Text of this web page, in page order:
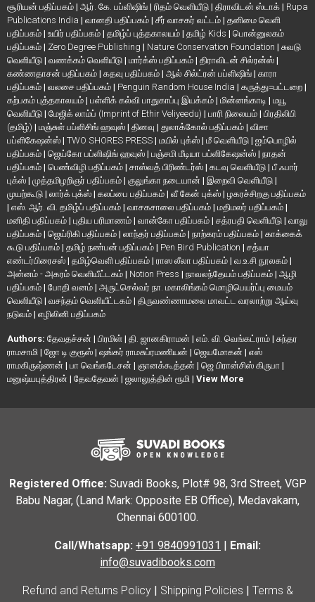
சூரியன் பதிப்பகம் | ஆர். கே. பப்ளிஷிங் | ரிதம் வெளியீடு | திராவிடன் ஸ்டாக் | Rupa
Publications India | வானதி பதிப்பகம் | சீர் வாசகர் வட்டம் | தனிமை வெளி
பதிப்பகம் | உயிர் பதிப்பகம் | தமிழ்ப் புத்தகாலயம் | தமிழ் Kids | பொன்னுலகம்
பதிப்பகம் | Zero Degree Publishing | Nature Conservation Foundation | சுவடு
வெளியீடு | வணக்கம் வெளியீடு | மார்க்ஸ் பதிப்பகம் | திராவிடன் சில்ரன்ஸ் |
கண்ணதாசன் பதிப்பகம் | கதவு பதிப்பகம் | ஆல் சில்ட்ரன் பப்ளிஷிங் | காரா
பதிப்பகம் | வலசை பதிப்பகம் | Penguin Random House India | கருத்து=பட்டறை |
கற்பகம் புத்தகாலயம் | பள்ளிக் கல்வி பாதுகாப்பு இயக்கம் | மின்னங்காடி | மயூ
வெளியீடு | மேஜிக் லாம்ப் (Imprint of Ethir Veliyeedu) | பாரி நிலையம் | பிரதிலிபி
(தமிழ்) | மஞ்சுள் பப்ளிசிங் ஹவுஸ் | தினவு | துலாக்கோல் பதிப்பகம் | விசா
பப்ளிகேஷன்ஸ் | TWO SHORES PRESS | மயில் புக்ஸ் | மீ வெளியீடு | ஐம்பொழில்
பதிப்பகம் | ஜெய்கோ பப்ளிஷிங் ஹவுஸ் | பஞ்சமி மீடியா பப்ளிகேஷன்ஸ் | நாதன்
பதிப்பகம் | பெண்விழி பதிப்பகம் | சாஸ்வத் பிரிண்டர்ஸ் | கடவு வெளியீடு | பீ ஃபார்
புக்ஸ் | முத்தமிழறிஞர் பதிப்பகம் | குலுங்கா நடையான் | இறைவி வெளியீடு |
முயற்கூடு | லார்க் புக்ஸ் | கலப்பை பதிப்பகம் | வீ கேன் புக்ஸ் | ழகரச்சிறகு பதிப்பகம்
| எஸ். ஆர். வி. தமிழ்ப் பதிப்பகம் | வாசகசாலை பதிப்பகம் | மதிமலர் பதிப்பகம் |
மனிதி பதிப்பகம் | புதிய பரிமாணம் | வான்கோ பதிப்பகம் | சத்ரபதி வெளியீடு | வாலு
பதிப்பகம் | ஜெய்ரிகி பதிப்பகம் | லாந்தர் பதிப்பகம் | நாற்கரம் பதிப்பகம் | காக்கைக்
கூடு பதிப்பகம் | தமிழ் நண்பன் பதிப்பகம் | Pen Bird Publication | சத்யா
எண்டர்பிரைசஸ் | தமிழ்வெளி பதிப்பகம் | ராஸ லீலா பதிப்பகம் | வ.உ.சி நூலகம் |
அன்னம் - அகரம் வெளியீட்டகம் | Notion Press | நாவலந்தேயம் பதிப்பகம் | ஆழி
பதிப்பகம் | போதி வனம் | அருட்செல்வர் நா. மகாலிங்கம் மொழிபெயர்ப்பு மையம்
வெளியீடு | வசந்தம் வெளியீட்டகம் | திருவண்ணாமலை மாவட்ட வரலாற்று ஆய்வு
நடுவம் | எழிலினி பதிப்பகம்
Authors: தேவதச்சன் | பிரமிள் | தி. ஜானகிராமன் | எம். வி. வெங்கட்ராம் | சுந்தர
ராமசாமி | ஜோ டி குரூஸ் | ஷங்கர் ராமசுப்ரமணியன் | ஜெயமோகன் | எஸ்
ராமகிருஷ்ணன் | பா வெங்கடேசன் | ஞானக்கூத்தன் | ஜெ பிரான்சிஸ் கிருபா |
மனுஷ்யபுத்திரன் | தேவதேவன் | ஜலாலுத்தின் ரூமி | View More
Registered Office: Suvadi Books, Plot# 98, 3rd Street, VGP
Babu Nagar, (Land Mark: Opposite EB Office), Medavakam,
Chennai 600100.
Call/Whatsapp: +91 9840991031 | Email:
info@suvadibooks.com
Refund and Returns Policy| Shipping Policies | Terms &